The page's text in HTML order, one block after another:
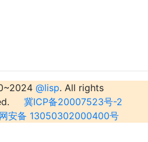
@lisp. All rights
冀ICP备20007523号-2
安备 13050302000400号